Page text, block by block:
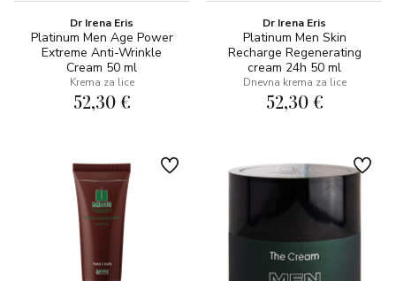
Dr Irena Eris
Platinum Men Age Power
Extreme Anti-Wrinkle
Cream 50 ml
Krema za lice
52,30 €
Dr Irena Eris
Platinum Men Skin
Recharge Regenerating
cream 24h 50 ml
Dnevna krema za lice
52,30 €